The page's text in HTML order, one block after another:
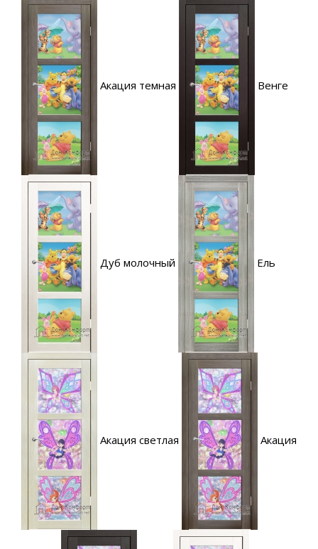
Акация темная Венге
Дуб молочный Ель
Акация светлая Акация